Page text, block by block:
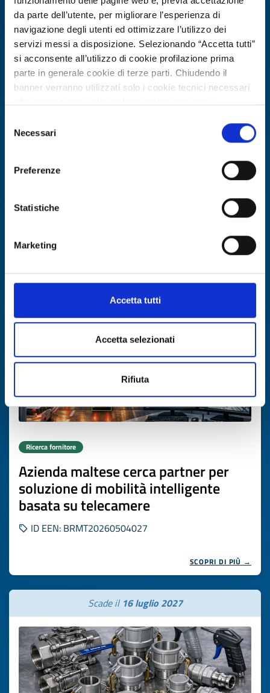
da parte dell’utente, per migliorare l’esperienza di
navigazione degli utenti ed ottimizzare l’utilizzo dei
servizi messi a disposizione. Selezionando “Accetta tutti”
si acconsente all’utilizzo di cookie profilazione prima
parte in generale cookie di terze parti. Chiudendo il
banner verranno utilizzati solo i cookie tecnici necessari
Per conoscere i dettagli, consulta la nostra cookie policy.
https://www.openinnovation.regione.lombardia.it/it/co
https://www.openinnovation.regione.lombardia.it/it/pr
delNecessari
Preferenze
Statistiche
Marketing
Accetta tutti
Accetta selezionati
Rifiuta
Ricerca fornitore
Azienda polacca cerca fornitore di
sistema gestionale multilingue per
ID EEN: BRPL20260506006
SCOPRI DI PIÙ →
Ricerca fornitore
Azienda maltese cerca partner per
soluzione di mobilità intelligente
basata su telecamere
ID EEN: BRMT20260504027
SCOPRI DI PIÙ →
Scade il 16 luglio 2027